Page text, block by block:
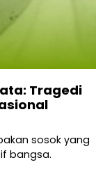
Tragedi
sosok yang
bangsa.